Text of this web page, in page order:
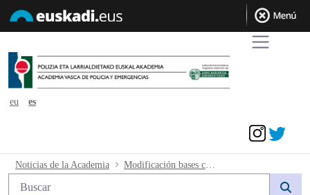
eu
es
Modificación bases convocatoria - avpe
Noticias de la Academia
Búsqueda web